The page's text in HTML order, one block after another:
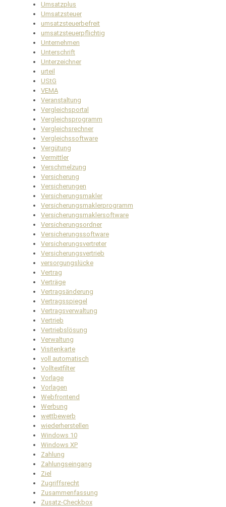
Umsatzplus
Umsatzsteuer
umsatzsteuerbefreit
umsatzsteuerpflichtig
Unternehmen
Unterschrift
Unterzeichner
urteil
UStG
VEMA
Veranstaltung
Vergleichsportal
Vergleichsprogramm
Vergleichsrechner
Vergleichssoftware
Vergütung
Vermittler
Verschmelzung
Versicherung
Versicherungen
Versicherungsmakler
Versicherungsmaklerprogramm
Versicherungsmaklersoftware
Versicherungsordner
Versicherungssoftware
Versicherungsvertreter
Versicherungsvertrieb
versorgungslücke
Vertrag
Verträge
Vertragsänderung
Vertragsspiegel
Vertragsverwaltung
Vertrieb
Vertriebslösung
Verwaltung
Visitenkarte
voll automatisch
Volltextfilter
Vorlage
Vorlagen
Webfrontend
Werbung
wettbewerb
wiederherstellen
Windows 10
Windows XP
Zahlung
Zahlungseingang
Ziel
Zugriffsrecht
Zusammenfassung
Zusatz-Checkbox